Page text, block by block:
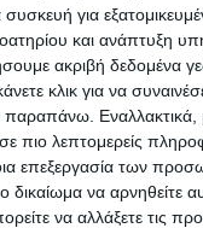
για
και ανάπτυξη
ακριβή δεδομένα
κλικ για να
Εναλλακτικά,
λεπτομερείς
επεξεργασία των
δικαίωμα να αρνηθείτε
να αλλάξετε τις
με όραμα μια
ομάδας,
και
ομαδικής